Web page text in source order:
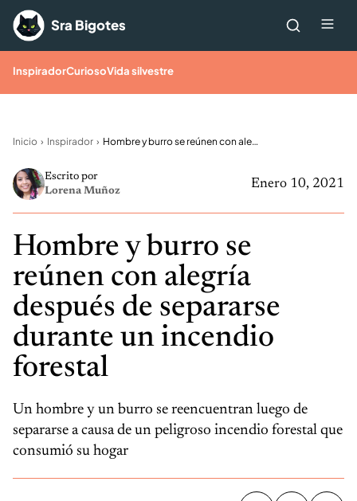
Saltar al contenido
Sra Bigotes
InspiradorCuriosoVida silvestre
Inicio Inspirador Hombre y burro se reúnen con alegría después de separarse durante un incendio forestal
Enero 10, 2021
Escrito por
Lorena Muñoz
Hombre y burro se
reúnen con alegría
después de separarse
durante un incendio
forestal
Un hombre y un burro se reencuentran luego de
separarse a causa de un peligroso incendio forestal que
consumió su hogar